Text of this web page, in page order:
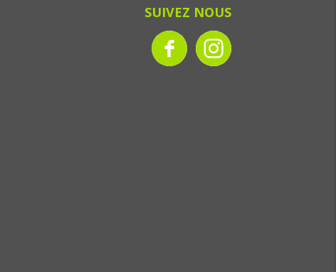
SUIVEZ NOUS